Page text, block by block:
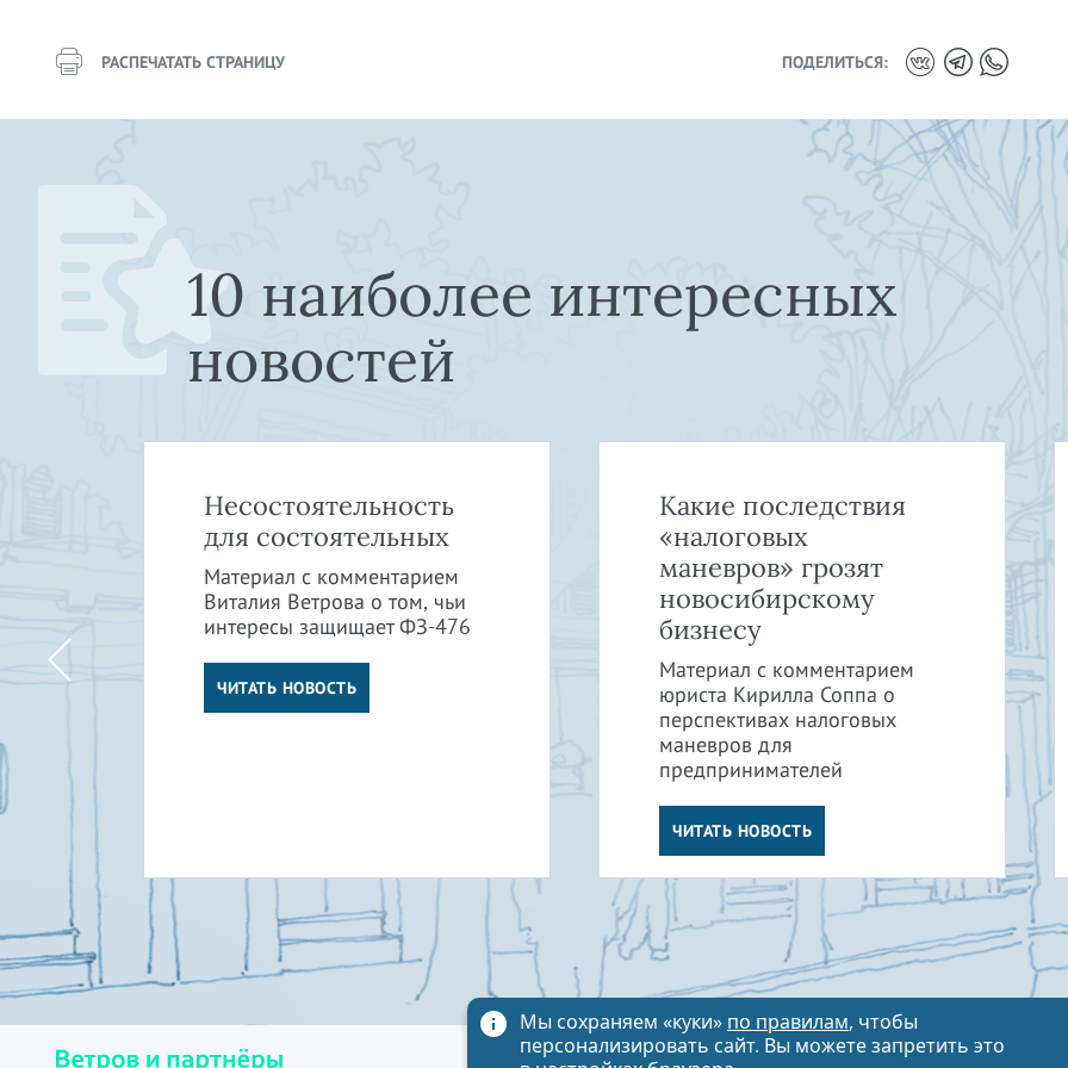
РАСПЕЧАТАТЬ СТРАНИЦУ ПОДЕЛИТЬСЯ:
10 наиболее интересных
новостей
Несостоятельность
для состоятельных
Материал с комментарием
Виталия Ветрова о том, чьи
интересы защищает ФЗ-476
ЧИТАТЬ НОВОСТЬ
Какие последствия
«налоговых
маневров» грозят
новосибирскому
бизнесу
Материал с комментарием
юриста Кирилла Соппа о
перспективах налоговых
маневров для
предпринимателей
ЧИТАТЬ НОВОСТЬ
Мы сохраняем «куки» по правилам, чтобы
персонализировать сайт. Вы можете запретить это